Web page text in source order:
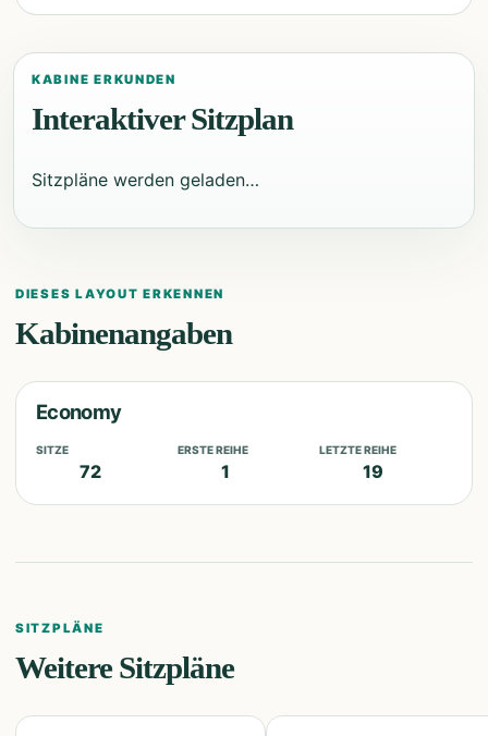
KABINE ERKUNDEN
Interaktiver Sitzplan
Sitzpläne werden geladen…
DIESES LAYOUT ERKENNEN
Kabinenangaben
Economy
SITZE
72
ERSTE REIHE
1
LETZTE REIHE
19
SITZPLÄNE
Weitere Sitzpläne